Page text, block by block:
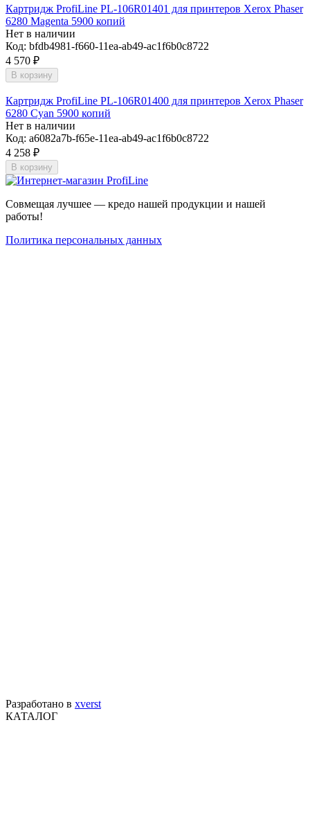
Картридж ProfiLine PL-106R01401 для принтеров Xerox Phaser
6280 Magenta 5900 копий
Нет в наличии
Код: bfdb4981-f660-11ea-ab49-ac1f6b0c8722
4 570 ₽
В корзину
Картридж ProfiLine PL-106R01400 для принтеров Xerox Phaser
6280 Cyan 5900 копий
Нет в наличии
Код: a6082a7b-f65e-11ea-ab49-ac1f6b0c8722
4 258 ₽
В корзину
Совмещая лучшее — кредо нашей продукции и нашей
работы!
Политика персональных данных
Разработано в xverst
КАТАЛОГ